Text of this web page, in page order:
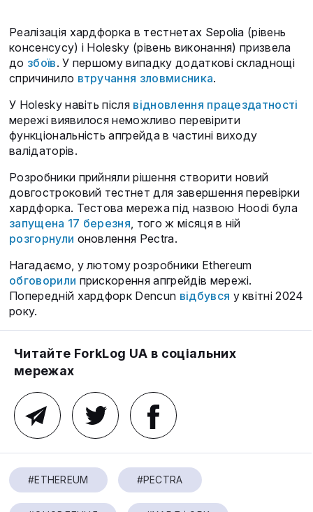
Реалізація хардфорка в тестнетах Sepolia (рівень
консенсусу) і Holesky (рівень виконання) призвела
до збоїв. У першому випадку додаткові складнощі
спричинило втручання зловмисника.
У Holesky навіть після відновлення працездатності
мережі виявилося неможливо перевірити
функціональність апгрейда в частині виходу
валідаторів.
Розробники прийняли рішення створити новий
довгостроковий тестнет для завершення перевірки
хардфорка. Тестова мережа під назвою Hoodi була
запущена 17 березня, того ж місяця в ній
розгорнули оновлення Pectra.
Нагадаємо, у лютому розробники Ethereum
обговорили прискорення апгрейдів мережі.
Попередній хардфорк Dencun відбувся у квітні 2024
року.
Читайте ForkLog UA в соціальних
мережах
#ETHEREUM #PECTRA